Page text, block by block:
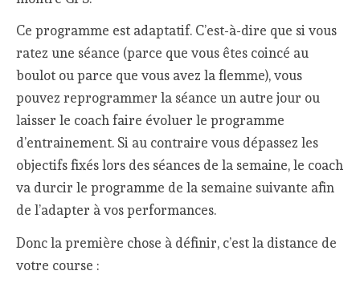
Ce programme est adaptatif. C’est-à-dire que si vous
ratez une séance (parce que vous êtes coincé au
boulot ou parce que vous avez la flemme), vous
pouvez reprogrammer la séance un autre jour ou
laisser le coach faire évoluer le programme
d’entrainement. Si au contraire vous dépassez les
objectifs fixés lors des séances de la semaine, le coach
va durcir le programme de la semaine suivante afin
de l’adapter à vos performances.
Donc la première chose à définir, c’est la distance de
votre course :